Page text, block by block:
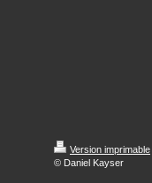
Version imprimable
© Daniel Kayser